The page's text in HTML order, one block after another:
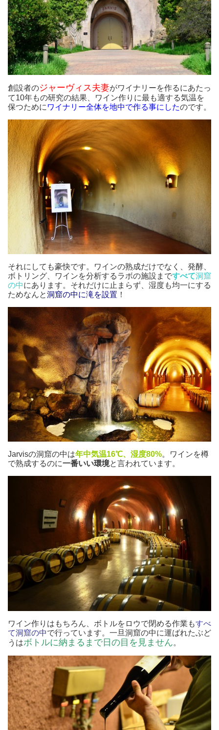
創設者のジャーヴィス夫妻がワイナリーを作るにあたっ
て10年もの研究の結果、ワイン作りに最も適する気温を
保つために ワイナリー全体を地中で作る事にしたのです。
それにしても豪快です。ワインの熟成だけでなく、発酵、
ボトリング、ワインを分析するラボの施設まですべて洞窟
の中にあります。それだけに止まらず、湿度も均一にする
ためなんと洞窟の中に滝を設置 ！
Jarvisの洞窟の中は年中気温16℃、湿度80%。ワインを樽
で熟成するのに一番いい環境と言われています。
ワイン作りはもちろん、ボトルをロウで閉める作業もすべ
て洞窟の中で行っています。一旦洞窟の中に運ばれたぶど
うはボトルに納まるまで日の目を見ません。